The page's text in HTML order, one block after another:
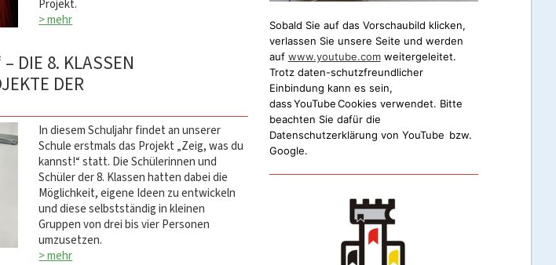
Projekt.
> mehr
DIE 8. KLASSEN
DER
In diesem Schuljahr findet an unserer
Schule erstmals das Projekt „Zeig, was du
kannst!“ statt. Die Schülerinnen und
Schüler der 8. Klassen hatten dabei die
Möglichkeit, eigene Ideen zu entwickeln
und diese selbstständig in kleinen
Gruppen von drei bis vier Personen
umzusetzen.
> mehr
Sobald Sie auf das Vorschaubild klicken,
verlassen Sie unsere Seite und werden
auf www.youtube.com weitergeleitet.
Trotz daten-schutzfreundlicher
Einbindung kann es sein,
dass YouTube Cookies verwendet. Bitte
beachten Sie dafür die
Datenschutzerklärung von YouTube  bzw.
Google.